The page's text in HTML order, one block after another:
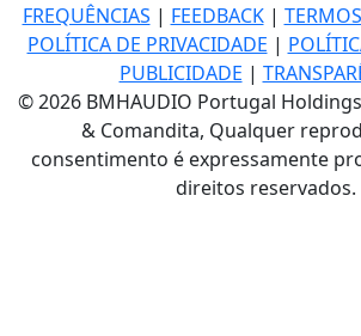
FREQUÊNCIAS | FEEDBACK|
POLÍTICA DE PRIVACIDADE |
PUBLICIDADE |
© 2026 BMHAUDIO Portugal
& Comandita, Qualquer
consentimento é expressamente
direitos reservados.